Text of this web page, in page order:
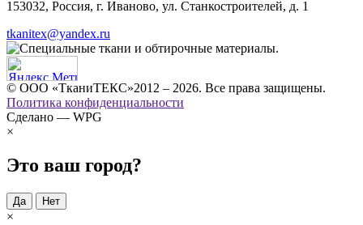
153032, Россия, г. Иваново, ул. Станкостроителей, д. 1
tkanitex@yandex.ru
© ООО «ТканиТЕКС»2012 – 2026. Все права защищены.
Политика конфиденциальности
Сделано — WPG
×
Это ваш город?
Да Нет
×